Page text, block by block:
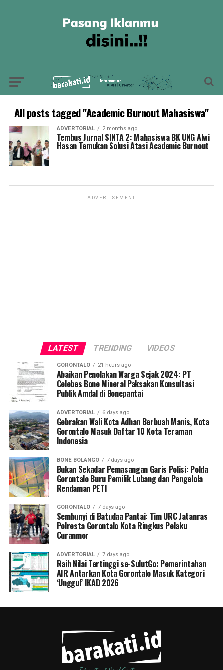
All posts tagged "Academic Burnout Mahasiswa"
ADVERTORIAL 2 months ago
Tembus Jurnal SINTA 2: Mahasiswa BK UNG Alwi
Hasan Temukan Solusi Atasi Academic Burnout
ADVERTISEMENT
LATEST TRENDING VIDEOS
GORONTALO 21 hours ago
Abaikan Penolakan Warga Sejak 2024: PT
Celebes Bone Mineral Paksakan Konsultasi
Publik Amdal di Bonepantai
ADVERTORIAL 6 days ago
Gebrakan Wali Kota Adhan Berbuah Manis, Kota
Gorontalo Masuk Daftar 10 Kota Teraman
Indonesia
BONE BOLANGO 7 days ago
Bukan Sekadar Pemasangan Garis Polisi: Polda
Gorontalo Buru Pemilik Lubang dan Pengelola
Rendaman PETI
GORONTALO 7 days ago
Sembunyi di Batudaa Pantai: Tim URC Jatanras
Polresta Gorontalo Kota Ringkus Pelaku
Curanmor
ADVERTORIAL 7 days ago
Raih Nilai Tertinggi se-SulutGo: Pemerintahan
AIR Antarkan Kota Gorontalo Masuk Kategori
‘Unggul’ IKAD 2026